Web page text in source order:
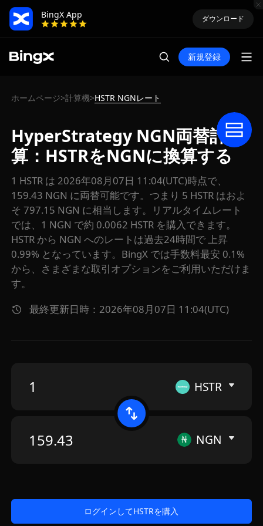
BingX App
ダウンロード
新規登録
ホームページ>計算機>HSTR NGNレート
HyperStrategy NGN両替計
算：HSTRをNGNに換算する
1 HSTR は 2026年08月07日 11:04(UTC)時点で、
159.43 NGN に両替可能です。つまり 5 HSTR はおよ
そ 797.15 NGN に相当します。リアルタイムレート
では、1 NGN で約 0.0062 HSTR を購入できます。
HSTR から NGN へのレートは過去24時間で 上昇
0.99% となっています。BingX では手数料最安 0.1%
から、さまざまな取引オプションをご利用いただけま
す。
最終更新日時：2026年08月07日 11:04(UTC)
HSTR
NGN
ログインしてHSTRを購入